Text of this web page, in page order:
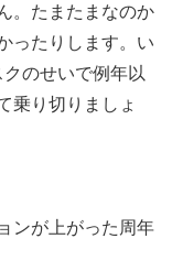
。たまたまなのか
ったりします。い
のせいで例年以
乗り切りましょ
ンが上がった周年